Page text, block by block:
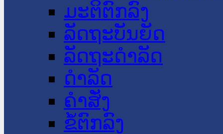
ມະຕິຕົກລົງ
ລັດຖະບັນຍັດ
ລັດຖະດໍາລັດ
ດໍາລັດ
ຄໍາສັ່ງ
ຂໍ້ຕົກລົງ